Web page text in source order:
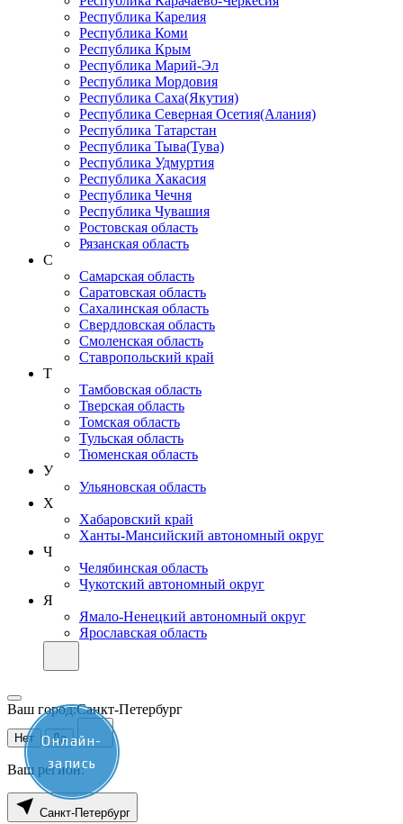
Республика Карелия
Республика Коми
Республика Крым
Республика Марий-Эл
Республика Мордовия
Республика Саха(Якутия)
Республика Северная Осетия(Алания)
Республика Татарстан
Республика Тыва(Тува)
Республика Удмуртия
Республика Хакасия
Республика Чечня
Республика Чувашия
Ростовская область
Рязанская область
С
Самарская область
Саратовская область
Сахалинская область
Свердловская область
Смоленская область
Ставропольский край
Т
Тамбовская область
Тверская область
Томская область
Тульская область
Тюменская область
У
Ульяновская область
Х
Хабаровский край
Ханты-Мансийский автономный округ
Ч
Челябинская область
Чукотский автономный округ
Я
Ямало-Ненецкий автономный округ
Ярославская область
Ваш город:Санкт-Петербург
Нет Да
Ваш регион:
Санкт-Петербург
Онлайн-
запись